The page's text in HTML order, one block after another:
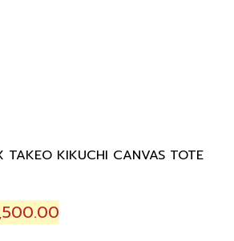
TAKEO KIKUCHI CANVAS TOTE